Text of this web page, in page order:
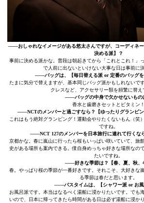
――おしゃれなイメージがある悠太さんですが、コーディネ
決める派】？
事前に決める派かな。普段は朝起きてから「これとこれ！」
で人前に出ないといけない大事な日は事前に
――バッグは、【毎日替える派 or 定番のバッグを
たまに気分で替えますが、基本同じバッグ派かもしれないで
クレスなど、アクセサリー類を頻繁に替え
――バッグの中身で欠かせないもの
香水と歯磨きセットとビタミン！
――NCTのメンバーと過ごすなら？【ゆったりグランピン
これはもう絶対グランピング！運動会やりたくないもん（笑
ですね。
――NCT 127のメンバーを日本旅行に連れて行くな
京都かな。春に嵐山に行ったら桜もいっぱい咲いていて、旅
史がある場所も案内できる。僕自身めっちゃ好きな場所なの
たいですね。
――好きな季節は？【春、夏、秋、
春。やっぱり桜の季節が一番好きです。それこそ、大好きな
る季節は春だと思います。
――バスタイムは、【シャワー派 or お風
お風呂派です。本当はなるべく湯船に浸かりたいです。でも
いので、日本に帰ってきたら時間がある日は必ず湯船に浸か